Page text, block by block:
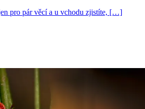
pro pár věcí a u vchodu zjistíte, […]